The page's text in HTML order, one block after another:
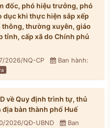
đốc, phó hiệu trưởng, phó
dục khi thực hiện sắp xếp
thông, thường xuyên, giáo
tỉnh, cấp xã do Chính phủ
2026/NQ-CP
Ban hành:
về Quy định trình tự, thủ
bàn thành phố Huế
2026/QĐ-UBND
Ban